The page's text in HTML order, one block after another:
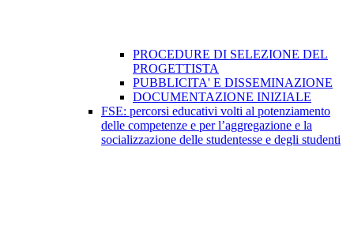
PROCEDURE DI SELEZIONE DEL
PROGETTISTA
PUBBLICITA' E DISSEMINAZIONE
DOCUMENTAZIONE INIZIALE
FSE: percorsi educativi volti al potenziamento
delle competenze e per l’aggregazione e la
socializzazione delle studentesse e degli studenti